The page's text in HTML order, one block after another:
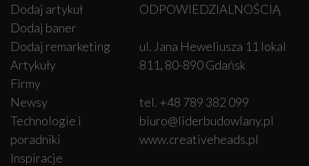
Dodaj artykuł
Dodaj baner
Dodaj remarketing
Artykuły
Firmy
Newsy
Technologie i
poradniki
Inspiracje
ODPOWIEDZIALNOŚCIĄ
ul. Jana Heweliusza 11 lokal
811, 80-890 Gdańsk
tel. +48 789 382 099
biuro@liderbudowlany.pl
www.creativeheads.pl